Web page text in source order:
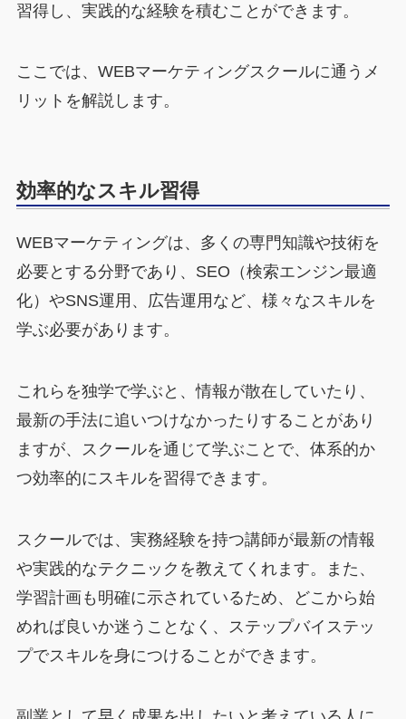
習得し、実践的な経験を積むことができます。
ここでは、WEBマーケティングスクールに通うメ
リットを解説します。
効率的なスキル習得
WEBマーケティングは、多くの専門知識や技術を
必要とする分野であり、SEO（検索エンジン最適
化）やSNS運用、広告運用など、様々なスキルを
学ぶ必要があります。
これらを独学で学ぶと、情報が散在していたり、
最新の手法に追いつけなかったりすることがあり
ますが、スクールを通じて学ぶことで、体系的か
つ効率的にスキルを習得できます。
スクールでは、実務経験を持つ講師が最新の情報
や実践的なテクニックを教えてくれます。また、
学習計画も明確に示されているため、どこから始
めれば良いか迷うことなく、ステップバイステッ
プでスキルを身につけることができます。